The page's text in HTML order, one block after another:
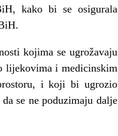
kako bi se osigurala
kojima se ugrožavaju
lijekovima i medicinskim
i koji bi ugrozio
se ne poduzimaju dalje